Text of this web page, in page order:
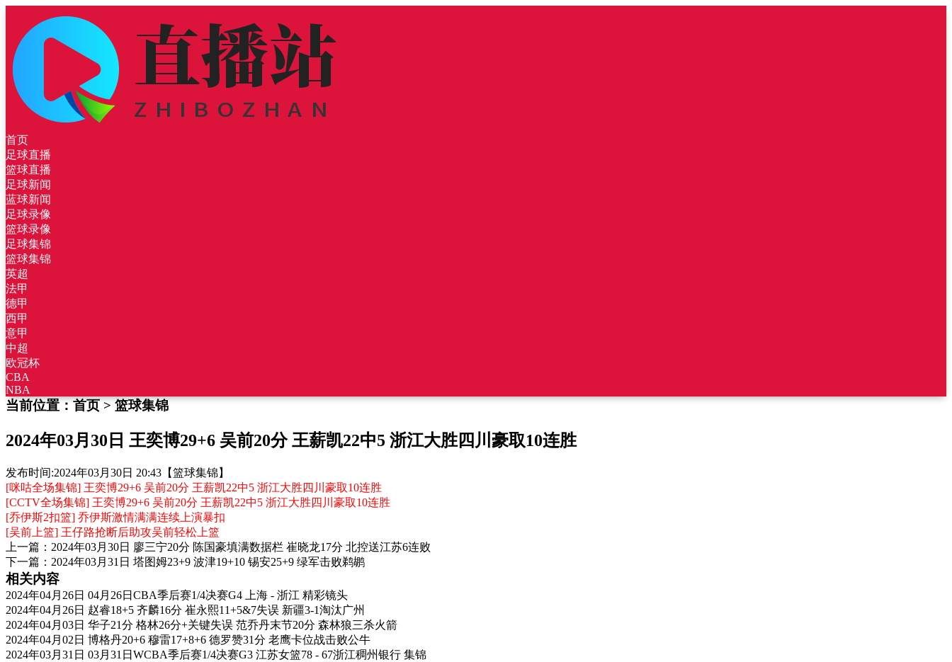
首页
足球直播
篮球直播
足球新闻
蓝球新闻
足球录像
篮球录像
足球集锦
篮球集锦
英超
法甲
德甲
西甲
意甲
中超
欧冠杯
CBA
NBA
当前位置： 首页 > 篮球集锦
2024年03月30日 王奕博29+6 吴前20分 王薪凯22中5 浙江大胜四川豪取10连胜
发布时间:2024年03月30日 20:43 【篮球集锦】
[咪咕全场集锦] 王奕博29+6 吴前20分 王薪凯22中5 浙江大胜四川豪取10连胜
[CCTV全场集锦] 王奕博29+6 吴前20分 王薪凯22中5 浙江大胜四川豪取10连胜
[乔伊斯2扣篮] 乔伊斯激情满满连续上演暴扣
[吴前上篮] 王仔路抢断后助攻吴前轻松上篮
上一篇： 2024年03月30日 廖三宁20分 陈国豪填满数据栏 崔晓龙17分 北控送江苏6连败
下一篇： 2024年03月31日 塔图姆23+9 波津19+10 锡安25+9 绿军击败鹈鹕
相关内容
2024年04月26日 04月26日CBA季后赛1/4决赛G4 上海 - 浙江 精彩镜头
2024年04月26日 赵睿18+5 齐麟16分 崔永熙11+5&7失误 新疆3-1淘汰广州
2024年04月03日 华子21分 格林26分+关键失误 范乔丹末节20分 森林狼三杀火箭
2024年04月02日 博格丹20+6 穆雷17+8+6 德罗赞31分 老鹰卡位战击败公牛
2024年03月31日 03月31日WCBA季后赛1/4决赛G3 江苏女篮78 - 67浙江稠州银行 集锦